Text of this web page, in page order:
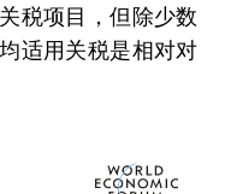
税项目，但除少数
适用关税是相对对